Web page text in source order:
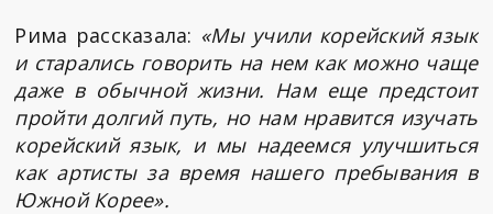
Рима рассказала: «Мы учили корейский язык
и старались говорить на нем как можно чаще
даже в обычной жизни. Нам еще предстоит
пройти долгий путь, но нам нравится изучать
корейский язык, и мы надеемся улучшиться
как артисты за время нашего пребывания в
Южной Корее».